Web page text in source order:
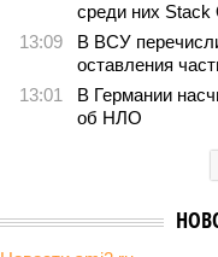
среди них Stack
13:09
В ВСУ
оставления
13:01
В Германии
об НЛО